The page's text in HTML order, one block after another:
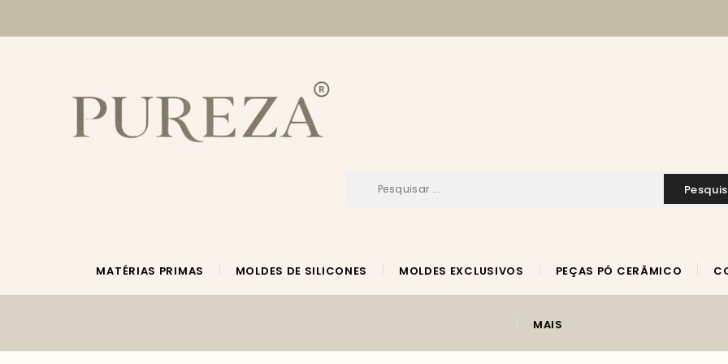
MATÉRIAS PRIMAS MOLDES DE SILICONES MOLDES EXCLUSIVOS PEÇAS PÓ CERÂMICO
MAIS